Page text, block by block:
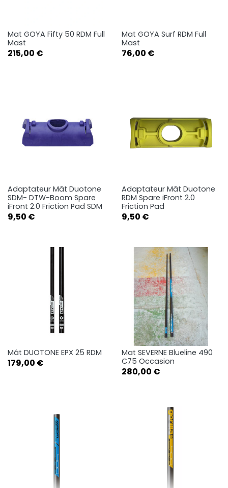
Mat GOYA Fifty 50 RDM Full
Mast
Prix
215,00 €
Mat GOYA Surf RDM Full
Mast
Prix
76,00 €
Adaptateur Mât Duotone
SDM- DTW-Boom Spare
iFront 2.0 Friction Pad SDM
Prix
9,50 €
Adaptateur Mât Duotone
RDM Spare iFront 2.0
Friction Pad
Prix
9,50 €
Mât DUOTONE EPX 25 RDM
Prix
179,00 €
Mat SEVERNE Blueline 490
C75 Occasion
Prix
280,00 €